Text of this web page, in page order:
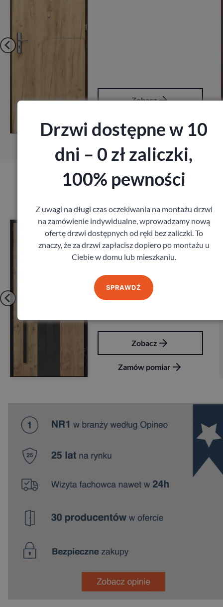
Produkty marki Barański
BARAŃSKI PRESTIGE
Zamów pomiar
Drzwi dostępne w 10
dni – 0 zł zaliczki,
100% pewności
Z uwagi na długi czas oczekiwania na montażu drzwi
na zamówienie indywidualne, wprowadzamy nową
ofertę drzwi dostępnych od ręki bez zaliczki. To
znaczy, że za drzwi zapłacisz dopiero po montażu u
Ciebie w domu lub mieszkaniu.
SPRAWDŹ